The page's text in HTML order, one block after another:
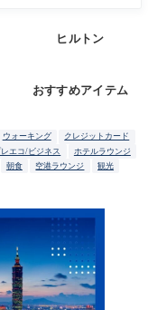
ヒルトン
おすすめアイテム
ウォーキング
クレジットカード
エコ/ビジネス
ホテルラウンジ
朝食 空港ラウンジ
観光